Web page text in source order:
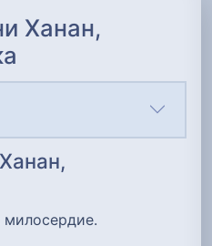
Ханан,
милосердие.